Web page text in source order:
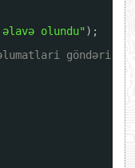
olundu");
göndəririk